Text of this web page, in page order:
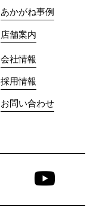
あかがね事例
店舗案内
会社情報
採用情報
お問い合わせ